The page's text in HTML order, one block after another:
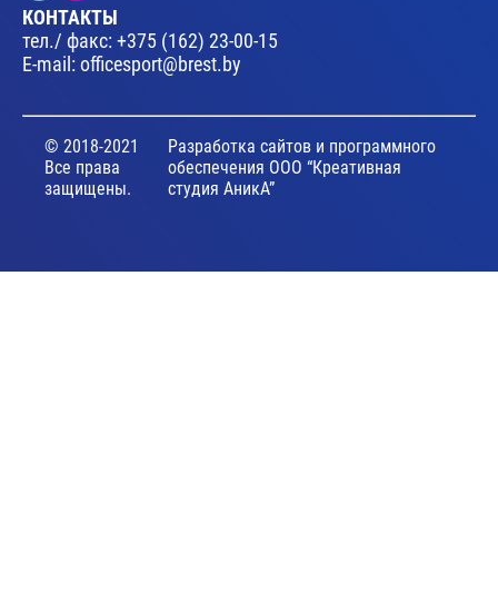
КОНТАКТЫ
тел./ факс:+375 (162) 23-00-15
E-mail: officesport@brest.by
© 2018-2021
Все права
защищены.
Разработка сайтов и программного
обеспечения ООО “Креативная
студия АникА”